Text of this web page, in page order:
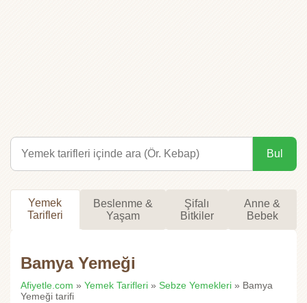
Bul
Yemek
Tarifleri
Beslenme &
Yaşam
Şifalı
Bitkiler
Anne &
Bebek
Bamya Yemeği
Afiyetle.com » Yemek Tarifleri » Sebze Yemekleri » Bamya
Yemeği tarifi